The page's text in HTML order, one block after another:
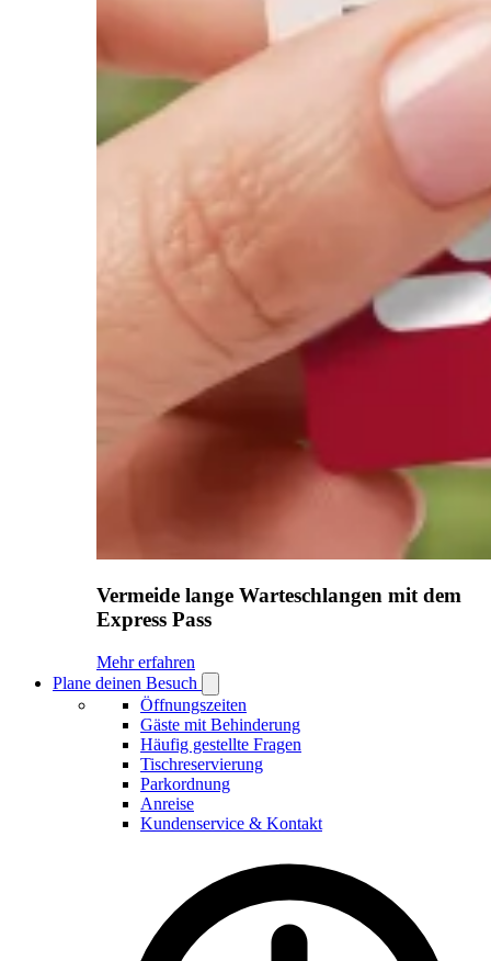
Vermeide lange Warteschlangen mit dem
Express Pass
Mehr erfahren
Plane deinen Besuch
Plane
deinen
Besuch
submenu
Öffnungszeiten
Gäste mit Behinderung
Häufig gestellte Fragen
Tischreservierung
Parkordnung
Anreise
Kundenservice & Kontakt